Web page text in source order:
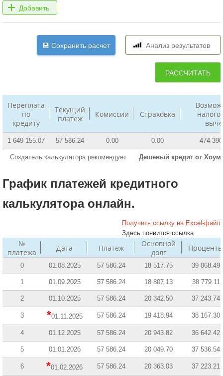
Переплата
по
кредиту
Текущий
платеж
Комиссии Страховка
1 649 155.07 57 586.24 0.00 0.00 474
Создатель калькулятора рекомендует Дешевый кредит от Хоум
График платежей кредитного
калькулятора онлайн.
Получить ссылку на Excel-файл
Здесь появится ссылка
№
платежа
Дата Платеж
Основной
долг
Проценты
0 01.08.2025 57 586.24 18 517.75 39 068.49
1 01.09.2025 57 586.24 18 807.13 38 779.11
2 01.10.2025 57 586.24 20 342.50 37 243.74
3 *01.11.2025 57 586.24 19 418.94 38 167.30
4 01.12.2025 57 586.24 20 943.82 36 642.42
5 01.01.2026 57 586.24 20 049.70 37 536.54
6 *01.02.2026 57 586.24 20 363.03 37 223.21